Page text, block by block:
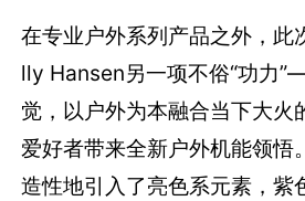
在专业户外系列产品之外，此
lly Hansen另一项不俗“功力
觉，以户外为本融合当下大火
爱好者带来全新户外机能领悟
造性地引入了亮色系元素，紫